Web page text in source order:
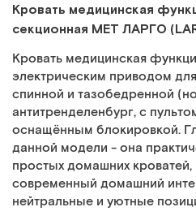
Кровать медицинская
секционная MET ЛАРГО
Кровать медицинская
электрическим приводом
спинной и тазобедренной
антитренделенбург, с
оснащённым блокировкой.
данной модели - она
простых домашних кроватей,
современный домашний
нейтральные и уютные